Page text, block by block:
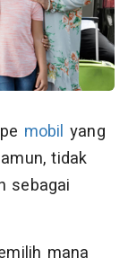
mobil yang
tidak
sebagai
mana